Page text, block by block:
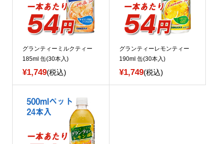
グランティーミルクティー
185ml 缶(30本入)
¥1,749(税込)
グランティーレモンティー
190ml 缶(30本入)
¥1,749(税込)